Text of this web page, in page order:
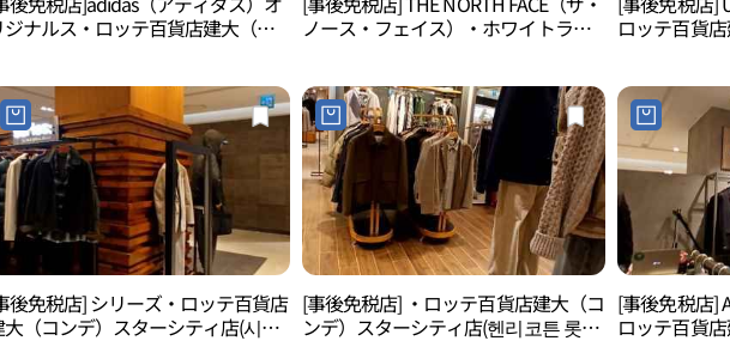
ジナルス・ロッテ百貨店建大（コ
ノース・フェイス）・ホワイトラベ
롯데백화점 건대스타시티점)
ロッテ百貨
後免税店] シリーズ・ロッテ百貨店
（コンデ）スターシティ店(시리
[事後免税店] ・ロッテ百貨店建大（コ
ンデ）スターシティ店(헨리코튼 롯데
[事後免税店]
ロッテ百貨